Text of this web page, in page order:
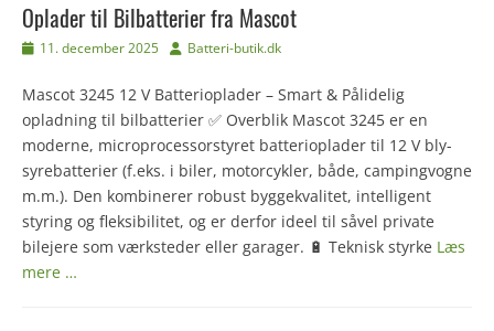
Oplader til Bilbatterier fra Mascot
Udgivet
11. december 2025 Forfatter
Batteri-butik.dk
Mascot 3245 12 V Batterioplader – Smart & Pålidelig
opladning til bilbatterier ✅ Overblik Mascot 3245 er en
moderne, microprocessorstyret batterioplader til 12 V bly-
syrebatterier (f.eks. i biler, motorcykler, både, campingvogne
m.m.). Den kombinerer robust byggekvalitet, intelligent
styring og fleksibilitet, og er derfor ideel til såvel private
bilejere som værksteder eller garager. 🔋 Teknisk styrke Læs
mere …